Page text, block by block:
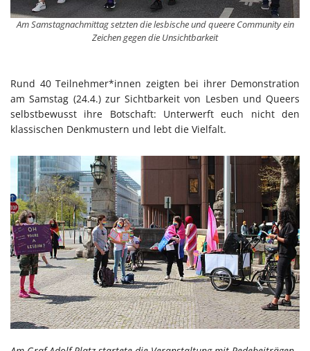
Am Samstagnachmittag setzten die lesbische und queere Community ein
Zeichen gegen die Unsichtbarkeit
Rund 40 Teilnehmer*innen zeigten bei ihrer Demonstration
am Samstag (24.4.) zur Sichtbarkeit von Lesben und Queers
selbstbewusst ihre Botschaft: Unterwerft euch nicht den
klassischen Denkmustern und lebt die Vielfalt.